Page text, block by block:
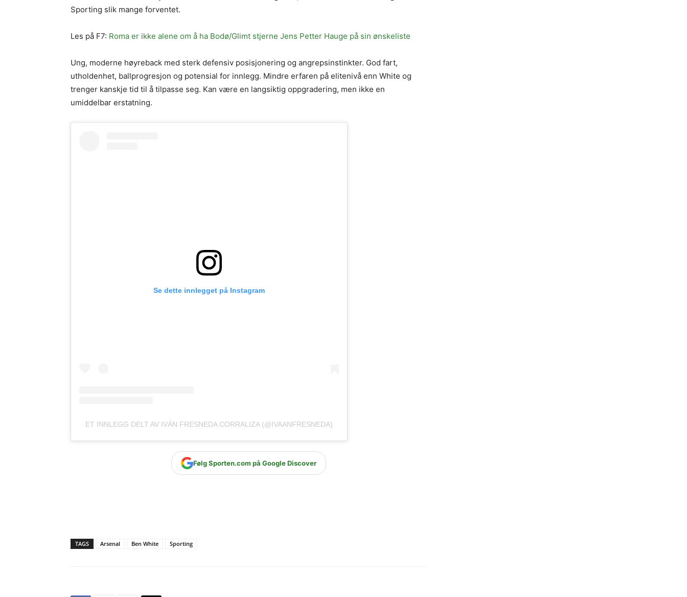
Sporting slik mange forventet.
Les på F7: Roma er ikke alene om å ha Bodø/Glimt stjerne Jens Petter Hauge på sin ønskeliste
Ung, moderne høyreback med sterk defensiv posisjonering og angrepsinstinkter. God fart,
utholdenhet, ballprogresjon og potensial for innlegg. Mindre erfaren på elitenivå enn White og
trenger kanskje tid til å tilpasse seg. Kan være en langsiktig oppgradering, men ikke en
umiddelbar erstatning.
Se dette innlegget på Instagram
ET INNLEGG DELT AV IVÁN FRESNEDA CORRALIZA (@IVAANFRESNEDA)
Følg Sporten.com på Google Discover
TAGS Arsenal Ben White Sporting